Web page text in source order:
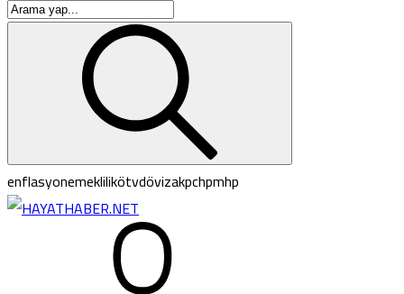
enflasyonemeklilikötvdövizakpchpmhp